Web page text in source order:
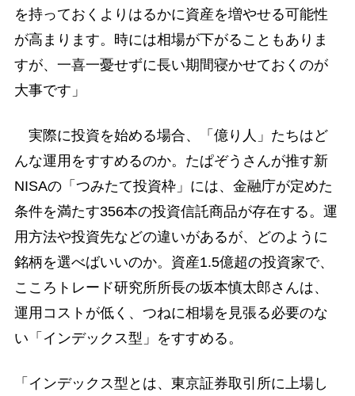
を持っておくよりはるかに資産を増やせる可能性
が高まります。時には相場が下がることもありま
すが、一喜一憂せずに長い期間寝かせておくのが
大事です」
実際に投資を始める場合、「億り人」たちはど
んな運用をすすめるのか。たぱぞうさんが推す新
NISAの「つみたて投資枠」には、金融庁が定めた
条件を満たす356本の投資信託商品が存在する。運
用方法や投資先などの違いがあるが、どのように
銘柄を選べばいいのか。資産1.5億超の投資家で、
こころトレード研究所所長の坂本慎太郎さんは、
運用コストが低く、つねに相場を見張る必要のな
い「インデックス型」をすすめる。
「インデックス型とは、東京証券取引所に上場し